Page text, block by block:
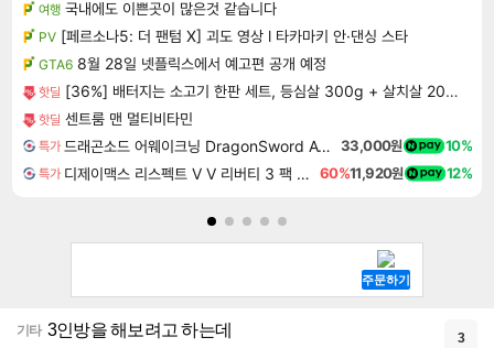
여행 국내에도 이쁜곳이 많은것 같습니다
PV [페르소나5: 더 팬텀 X] 괴도 영상 l 타카마키 안·댄싱 스타
GTA6 8월 28일 넷플릭스에서 예고편 공개 예정
핫딜 [36%] 배터지는 소고기 한판 세트, 등심살 300g + 살치살 200g + 부채살 200g + 갈비살 200g + 우삼겹 300g, 1.2kg, 1세트
핫딜 센트룸 맨 멀티비타민
특가 드래곤소드 어웨이크닝 DragonSword Awakening 33,000원 10%
특가 디제이맥스 리스펙트 V V 리버티 3 팩 DJMAX RESPECT V V Liberty 3 Pack DLC 60%11,920원 12%
기타 3인방을 해보려고 하는데 3